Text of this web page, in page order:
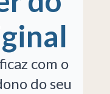
com o
do seu